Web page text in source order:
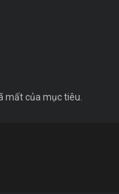
mất của mục tiêu.